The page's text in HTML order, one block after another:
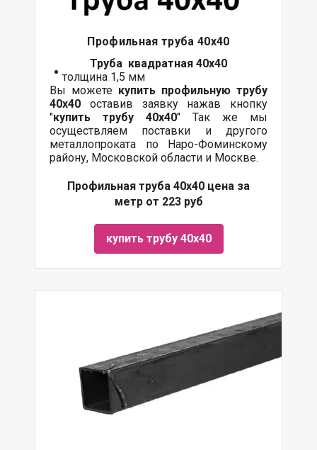
Профильная труба 40х40
Труба квадратная 40х40
толщина 1,5 мм
Вы можете купить профильную трубу
40х40 оставив заявку нажав кнопку
"купить трубу 40х40" Так же мы
осуществляем поставки и другого
металлопроката по Наро-Фоминскому
району, Московской области и Москве.
Профильная труба 40х40 цена за
метр от 223 руб
купить трубу 40х40